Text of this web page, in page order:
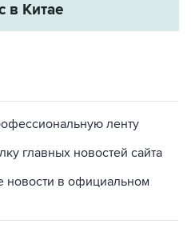
в Китае
ленту
главных новостей сайта
новости в официальном